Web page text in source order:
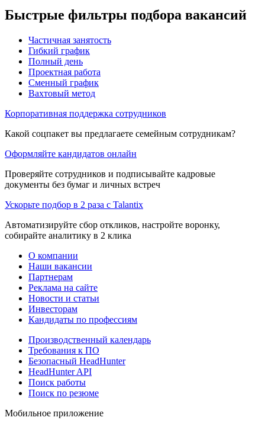
Быстрые фильтры подбора вакансий
Частичная занятость
Гибкий график
Полный день
Проектная работа
Сменный график
Вахтовый метод
Корпоративная поддержка сотрудников
Какой соцпакет вы предлагаете семейным сотрудникам?
Оформляйте кандидатов онлайн
Проверяйте сотрудников и подписывайте кадровые
документы без бумаг и личных встреч
Ускорьте подбор в 2 раза с Talantix
Автоматизируйте сбор откликов, настройте воронку,
собирайте аналитику в 2 клика
О компании
Наши вакансии
Партнерам
Реклама на сайте
Новости и статьи
Инвесторам
Кандидаты по профессиям
Производственный календарь
Требования к ПО
Безопасный HeadHunter
HeadHunter API
Поиск работы
Поиск по резюме
Мобильное приложение